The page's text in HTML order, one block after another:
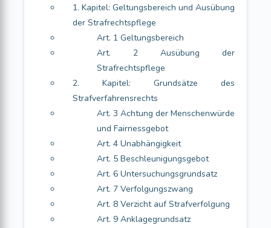
1. Kapitel: Geltungsbereich und Ausübung
der Strafrechtspflege
Art. 1 Geltungsbereich
Art. 2 Ausübung der
Strafrechtspflege
2. Kapitel: Grundsätze des
Strafverfahrensrechts
Art. 3 Achtung der Menschenwürde
und Fairnessgebot
Art. 4 Unabhängigkeit
Art. 5 Beschleunigungsgebot
Art. 6 Untersuchungsgrundsatz
Art. 7 Verfolgungszwang
Art. 8 Verzicht auf Strafverfolgung
Art. 9 Anklagegrundsatz